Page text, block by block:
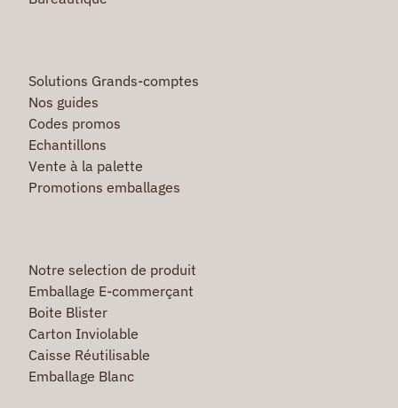
Solutions Grands-comptes
Nos guides
Codes promos
Echantillons
Vente à la palette
Promotions emballages
Notre selection de produit
Emballage E-commerçant
Boite Blister
Carton Inviolable
Caisse Réutilisable
Emballage Blanc